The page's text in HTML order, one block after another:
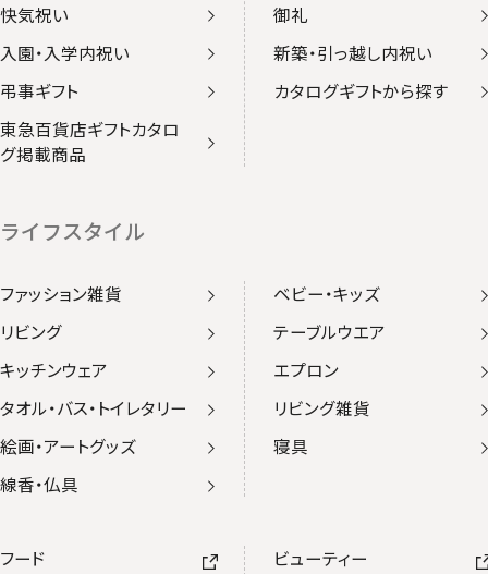
快気祝い
御礼
入園・入学内祝い
新築・引っ越し内祝い
弔事ギフト
カタログギフトから探す
東急百貨店ギフトカタロ
グ掲載商品
ライフスタイル
ファッション雑貨
ベビー・キッズ
リビング
テーブルウエア
キッチンウェア
エプロン
タオル・バス・トイレタリー
リビング雑貨
絵画・アートグッズ
寝具
線香・仏具
フード
ビューティー